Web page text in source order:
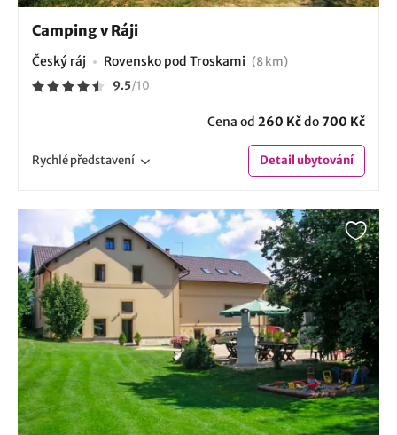
Camping v Ráji
Český ráj Rovensko pod Troskami (8 km)
9.5/10
Cena od 260 Kčdo700 Kč
Rychlépředstavení Detailubytování